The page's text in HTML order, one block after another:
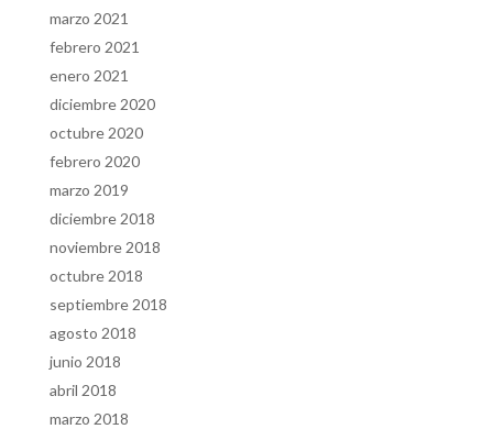
marzo 2021
febrero 2021
enero 2021
diciembre 2020
octubre 2020
febrero 2020
marzo 2019
diciembre 2018
noviembre 2018
octubre 2018
septiembre 2018
agosto 2018
junio 2018
abril 2018
marzo 2018